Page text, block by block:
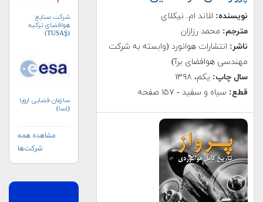
نویسنده: للاند ام. نیکلای
مترجم: محمد رزازان
ناشر: انتشارات هوانورد (وابسته به شرکت
مهندسی هوافضای برآ)
سال چاپ: یکم، ۱۳۹۸
قطع: سیاه و سفید - ۱۵۷ صفحه
شرکت صنایع
هوافضای ترکیه
(TUSAŞ)
سازمان فضایی اروپا
(اِسا)
مشاهده همه
شرکت‌ها